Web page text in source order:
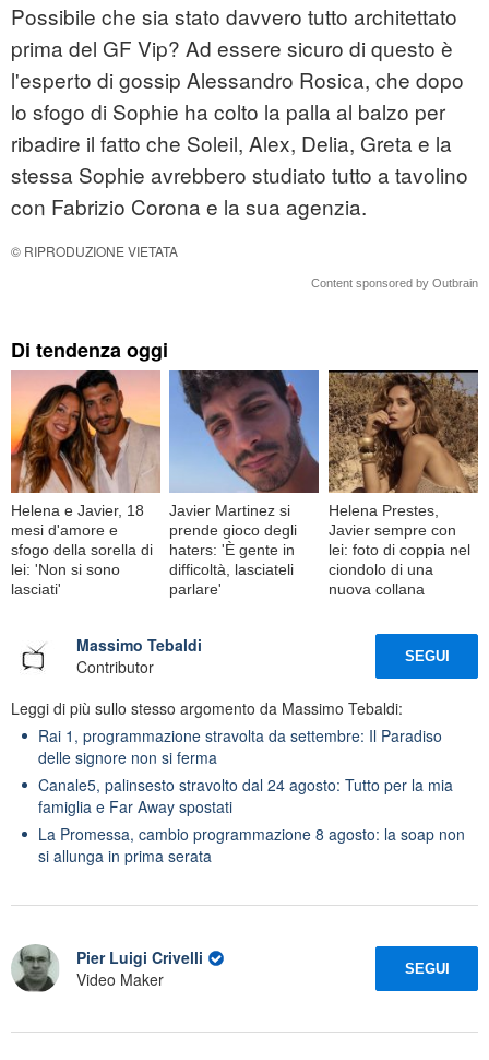
Possibile che sia stato davvero tutto architettato
prima del GF Vip? Ad essere sicuro di questo è
l'esperto di gossip Alessandro Rosica, che dopo
lo sfogo di Sophie ha colto la palla al balzo per
ribadire il fatto che Soleil, Alex, Delia, Greta e la
stessa Sophie avrebbero studiato tutto a tavolino
con Fabrizio Corona e la sua agenzia.
© RIPRODUZIONE VIETATA
Content sponsored by Outbrain
Di tendenza oggi
Helena e Javier, 18
mesi d'amore e
sfogo della sorella di
lei: 'Non si sono
lasciati'
Javier Martinez si
prende gioco degli
haters: 'È gente in
difficoltà, lasciateli
parlare'
Helena Prestes,
Javier sempre con
lei: foto di coppia nel
ciondolo di una
nuova collana
Massimo Tebaldi
Contributor
SEGUI
Leggi di più sullo stesso argomento da Massimo Tebaldi:
Rai 1, programmazione stravolta da settembre: Il Paradiso
delle signore non si ferma
Canale5, palinsesto stravolto dal 24 agosto: Tutto per la mia
famiglia e Far Away spostati
La Promessa, cambio programmazione 8 agosto: la soap non
si allunga in prima serata
Pier Luigi Crivelli
Video Maker
SEGUI